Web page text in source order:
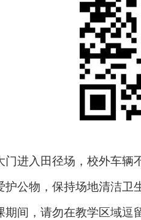
进入田径场，校外车辆
公物，保持场地清洁卫
间，请勿在教学区域逗